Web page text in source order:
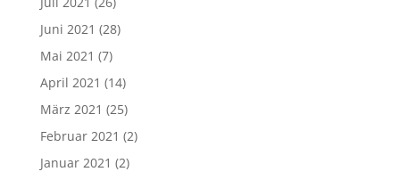
Juni 2021 (28)
Mai 2021 (7)
April 2021 (14)
März 2021 (25)
Februar 2021 (2)
Januar 2021 (2)